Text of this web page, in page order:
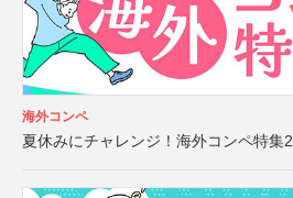
海外コンペ
夏休みにチャレンジ！海外コンペ特集